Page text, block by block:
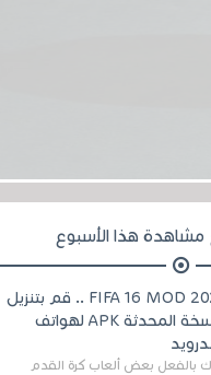
مشاهدة هذا الأسبوع
FIFA 16 MOD 2026 .. قم بتنزيل
النسخة المحدثة APK لهواتف
بالفعل بعض ألعاب كرة القدم